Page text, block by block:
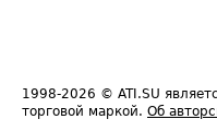
1998-2026 © ATI.SU
торговой маркой. Об